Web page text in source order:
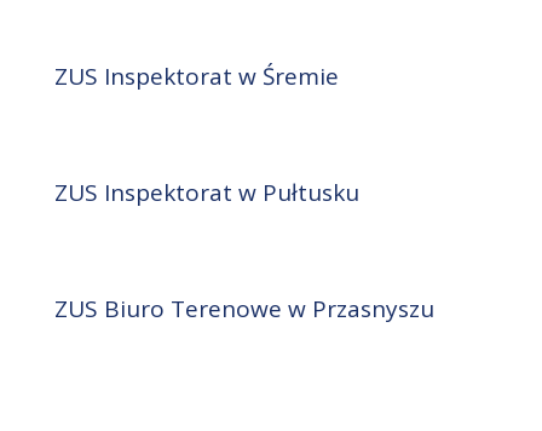
ZUS Inspektorat w Śremie
ZUS Inspektorat w Pułtusku
ZUS Biuro Terenowe w Przasnyszu